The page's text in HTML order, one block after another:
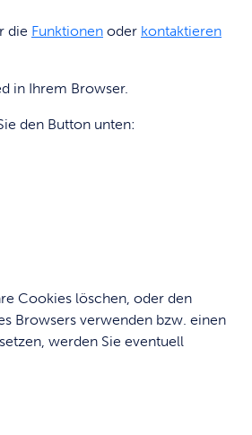
die Funktionen oder kontaktieren
in Ihrem Browser.
den Button unten:
Cookies löschen, oder den
Browsers verwenden bzw. einen
werden Sie eventuell